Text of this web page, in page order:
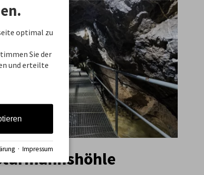
optimal zu
Sie der
und erteilte
· Impressum